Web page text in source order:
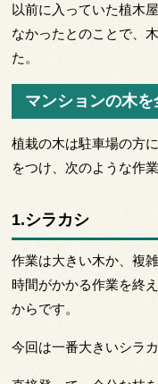
以前に入っていた植木
なかったとのことで、
た。
マンションの木
植栽の木は駐車場の方
をつけ、次のような作
1.シラカシ
作業は大きい木か、複
時間がかかる作業を終
からです。
今回は一番大きいシラ